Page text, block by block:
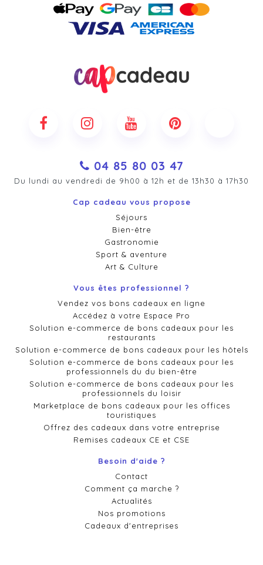
04 85 80 03 47
Du lundi au vendredi de 9h00 à 12h et de 13h30 à 17h30
Cap cadeau vous propose
Séjours
Bien-être
Gastronomie
Sport & aventure
Art & Culture
Vous êtes professionnel ?
Vendez vos bons cadeaux en ligne
Accédez à votre Espace Pro
Solution e-commerce de bons cadeaux pour les
restaurants
Solution e-commerce de bons cadeaux pour les hôtels
Solution e-commerce de bons cadeaux pour les
professionnels du du bien-être
Solution e-commerce de bons cadeaux pour les
professionnels du loisir
Marketplace de bons cadeaux pour les offices
touristiques
Offrez des cadeaux dans votre entreprise
Remises cadeaux CE et CSE
Besoin d'aide ?
Contact
Comment ça marche ?
Actualités
Nos promotions
Cadeaux d'entreprises